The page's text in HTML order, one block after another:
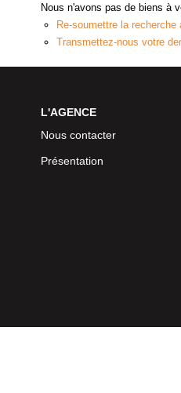
Nous n'avons pas de biens à
Re-soumettre la recherche
Transmettez-nous votre
L'AGENCE
Nous contacter
Présentation